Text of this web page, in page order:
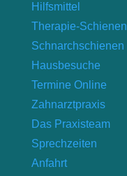
Hilfsmittel
Therapie-Schienen
Schnarchschienen
Hausbesuche
Termine Online
Zahnarztpraxis
Das Praxisteam
Sprechzeiten
Anfahrt